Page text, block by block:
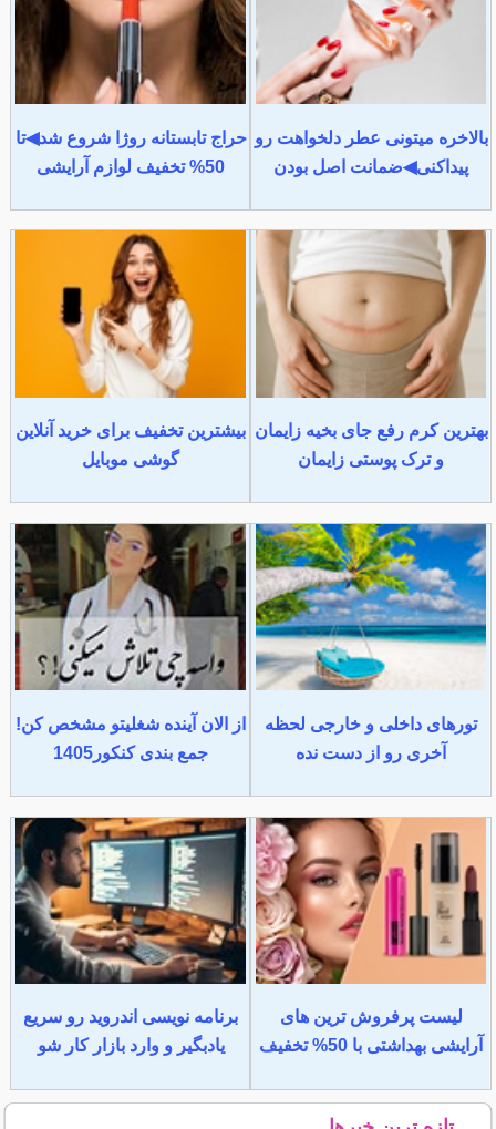
بالاخره میتونی عطر دلخواهت رو
پیداکنی◀ضمانت اصل بودن
حراج تابستانه روژا شروع شد◀تا
50% تخفیف لوازم آرایشی
بهترین کرم رفع جای بخیه زایمان
و ترک پوستی زایمان
بیشترین تخفیف برای خرید آنلاین
گوشی موبایل
تورهای داخلی و خارجی لحظه
آخری رو از دست نده
از الان آینده شغلیتو مشخص کن!
جمع بندی کنکور1405
لیست پرفروش ترین های
آرایشی بهداشتی با 50% تخفیف
برنامه نویسی اندروید رو سریع
یادبگیر و وارد بازار کار شو